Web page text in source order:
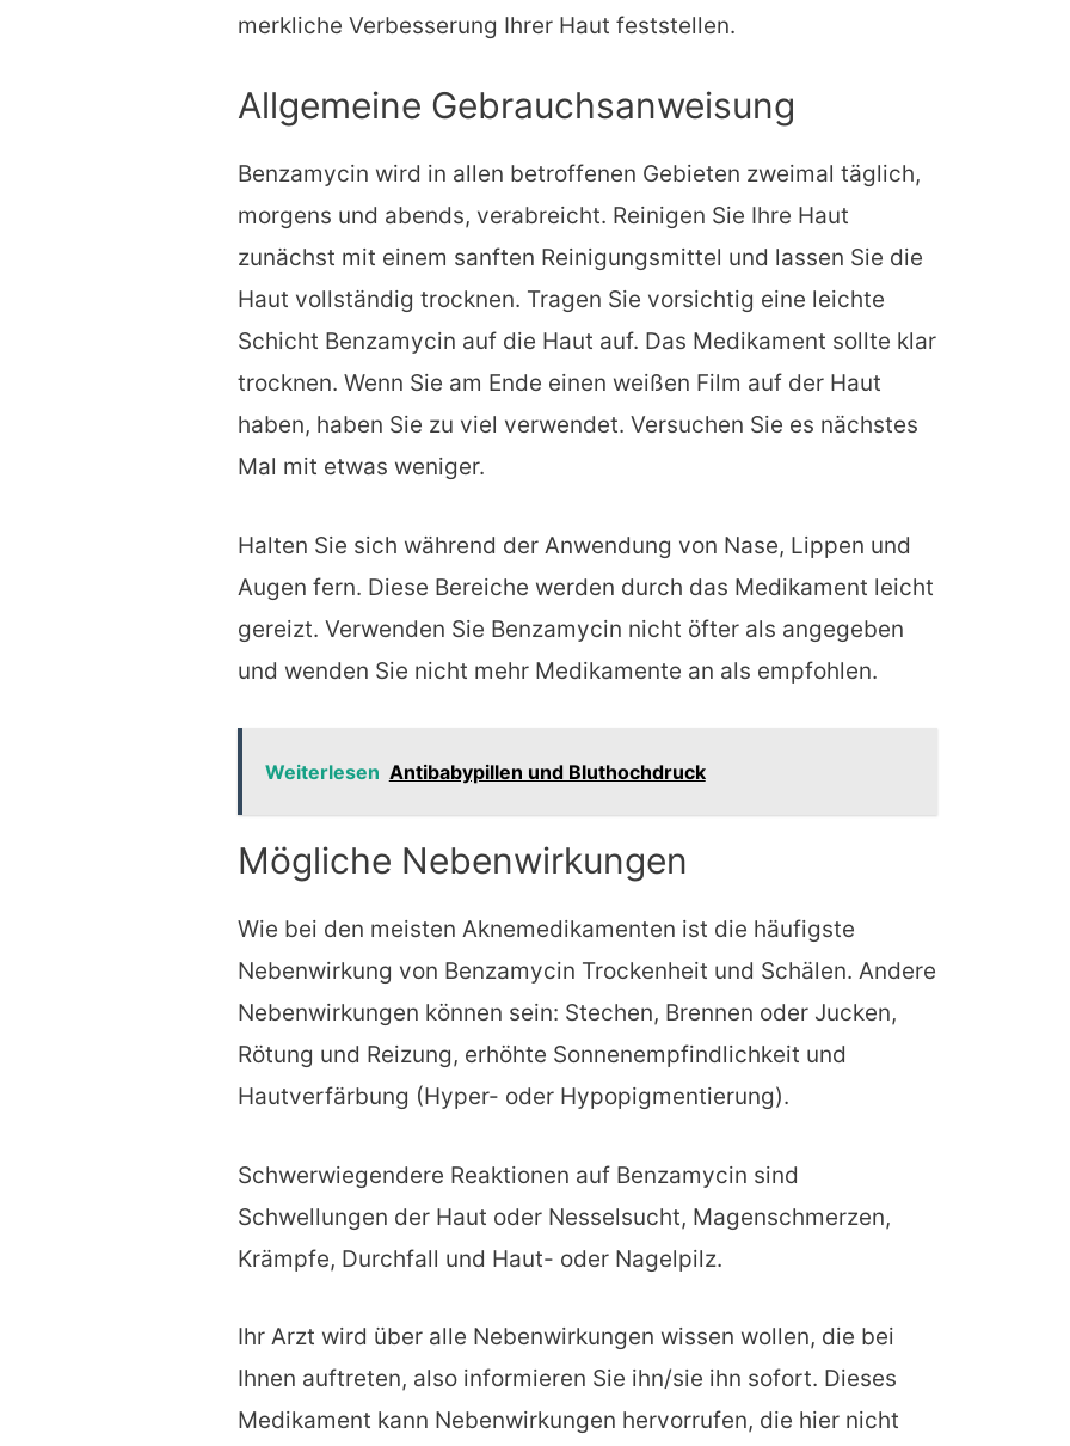
merkliche Verbesserung Ihrer Haut feststellen.
Allgemeine Gebrauchsanweisung
Benzamycin wird in allen betroffenen Gebieten zweimal täglich,
morgens und abends, verabreicht. Reinigen Sie Ihre Haut
zunächst mit einem sanften Reinigungsmittel und lassen Sie die
Haut vollständig trocknen. Tragen Sie vorsichtig eine leichte
Schicht Benzamycin auf die Haut auf. Das Medikament sollte klar
trocknen. Wenn Sie am Ende einen weißen Film auf der Haut
haben, haben Sie zu viel verwendet. Versuchen Sie es nächstes
Mal mit etwas weniger.
Halten Sie sich während der Anwendung von Nase, Lippen und
Augen fern. Diese Bereiche werden durch das Medikament leicht
gereizt. Verwenden Sie Benzamycin nicht öfter als angegeben
und wenden Sie nicht mehr Medikamente an als empfohlen.
Weiterlesen Antibabypillen und Bluthochdruck
Mögliche Nebenwirkungen
Wie bei den meisten Aknemedikamenten ist die häufigste
Nebenwirkung von Benzamycin Trockenheit und Schälen. Andere
Nebenwirkungen können sein: Stechen, Brennen oder Jucken,
Rötung und Reizung, erhöhte Sonnenempfindlichkeit und
Hautverfärbung (Hyper- oder Hypopigmentierung).
Schwerwiegendere Reaktionen auf Benzamycin sind
Schwellungen der Haut oder Nesselsucht, Magenschmerzen,
Krämpfe, Durchfall und Haut- oder Nagelpilz.
Ihr Arzt wird über alle Nebenwirkungen wissen wollen, die bei
Ihnen auftreten, also informieren Sie ihn/sie ihn sofort. Dieses
Medikament kann Nebenwirkungen hervorrufen, die hier nicht